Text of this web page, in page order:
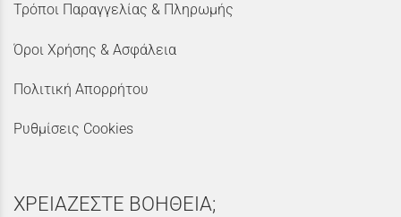
Τρόποι Παραγγελίας & Πληρωμής
Όροι Χρήσης & Ασφάλεια
Πολιτική Απορρήτου
Ρυθμίσεις Cookies
ΧΡΕΙΑΖΕΣΤΕ ΒΟΗΘΕΙΑ;